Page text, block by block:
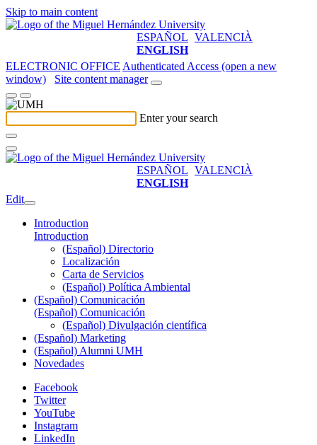
Skip to main content
ESPAÑOL VALENCIÀ
ENGLISH
ELECTRONIC OFFICE Authenticated Access (open a new
window)
Site content manager
Enter your search
ESPAÑOL VALENCIÀ
ENGLISH
Edit
Introduction
Introduction
(Español) Directorio
Localización
Carta de Servicios
(Español) Política Ambiental
(Español) Comunicación
(Español) Comunicación
(Español) Divulgación científica
(Español) Marketing
(Español) Alumni UMH
Novedades
Facebook
Twitter
YouTube
Instagram
LinkedIn